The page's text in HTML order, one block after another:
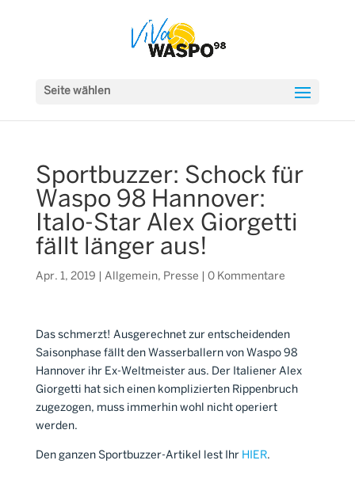
Seite wählen
Sportbuzzer: Schock für
Waspo 98 Hannover:
Italo-Star Alex Giorgetti
fällt länger aus!
Apr. 1, 2019 Allgemein, Presse 0 Kommentare
Das schmerzt! Ausgerechnet zur entscheidenden
Saisonphase fällt den Wasserballern von Waspo 98
Hannover ihr Ex-Weltmeister aus. Der Italiener Alex
Giorgetti hat sich einen komplizierten Rippenbruch
zugezogen, muss immerhin wohl nicht operiert
werden.
Den ganzen Sportbuzzer-Artikel lest Ihr HIER.